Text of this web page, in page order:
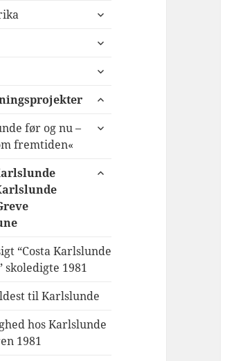
udvid
udvid
udvid
udvid
før og nu –
fremtiden«
udvid
udvid
“Costa Karlslunde
skoledigte 1981
til Karlslunde
hos Karlslunde
1981